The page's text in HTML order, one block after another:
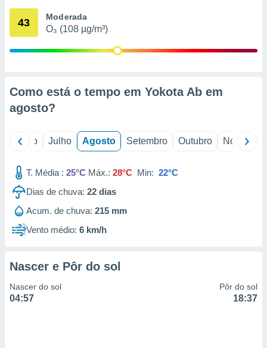
através
1199
43 Moderada
O₃ (108 µg/m³)
Como está o tempo em Yokota Ab em
agosto?
Junho Julho Agosto Setembro Outubro Novembro
T. Média : 25°C Máx.: 28°C Min: 22°C
Dias de chuva: 22 dias
Acum. de chuva: 215 mm
Vento médio: 6 km/h
Nascer e Pôr do sol
Nascer do sol
04:57
Pôr do sol
18:37